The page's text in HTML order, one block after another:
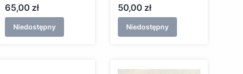
Cena
65,00 zł
Niedostępny
Cena
50,00 zł
Niedostępny